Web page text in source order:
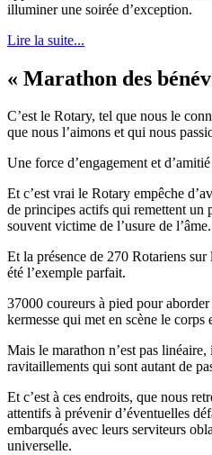
illuminer une soirée d’exception.
Lire la suite...
« Marathon des
C’est le Rotary, tel que nous le
que nous l’aimons et qui nous
Une force d’engagement et
Et c’est vrai le Rotary empêche
de principes actifs qui remettent un
souvent victime de l’usure de l’âme.
Et la présence de 270 Rotariens
été l’exemple parfait.
37000 coureurs à pied pour
kermesse qui met en scène le corps
Mais le marathon n’est pas
ravitaillements qui sont autant de
Et c’est à ces endroits, que nous
attentifs à prévenir d’éventuelles
embarqués avec leurs serviteurs
universelle.